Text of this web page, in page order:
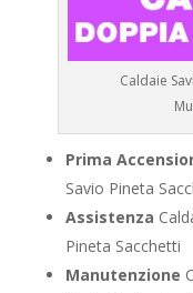
Caldaie
Prima
Savio Pineta
Assistenza
Pineta Sacchetti
Manutenzione